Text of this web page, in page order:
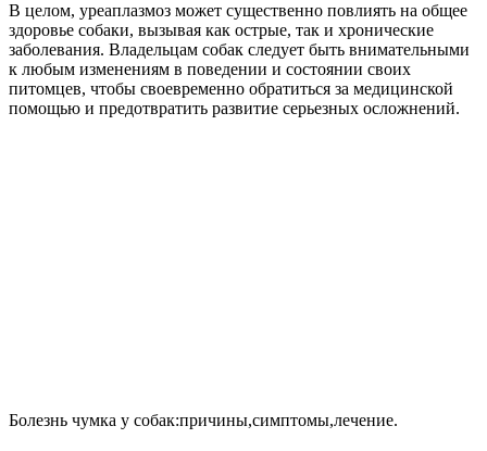
В целом, уреаплазмоз может существенно повлиять на общее
здоровье собаки, вызывая как острые, так и хронические
заболевания. Владельцам собак следует быть внимательными
к любым изменениям в поведении и состоянии своих
питомцев, чтобы своевременно обратиться за медицинской
помощью и предотвратить развитие серьезных осложнений.
Болезнь чумка у собак:причины,симптомы,лечение.